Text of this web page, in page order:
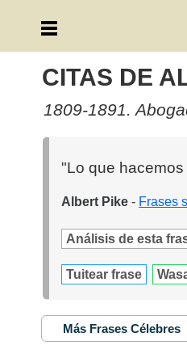
CITAS DE
1809-1891.
"Lo que
Albert Pike - Frases
Análisis de esta
Tuitear frase
Más Frases Célebres